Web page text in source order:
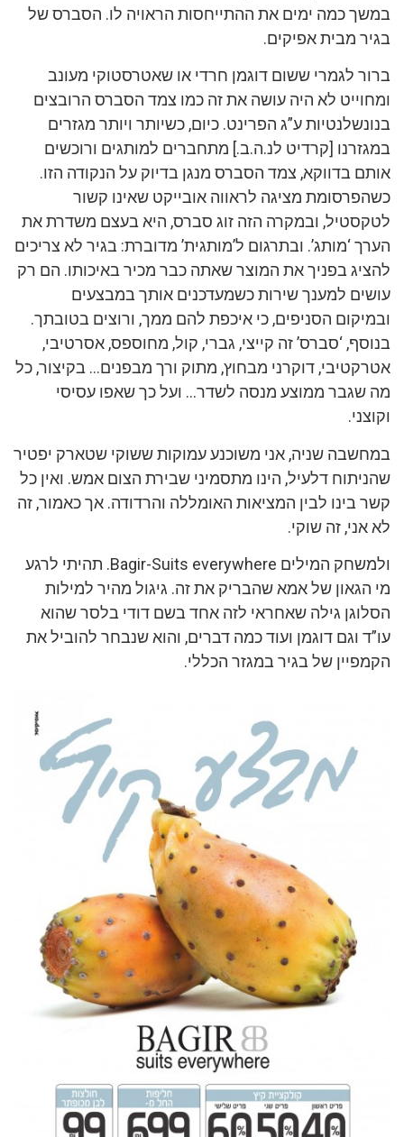
במשך כמה ימים את ההתייחסות הראויה לו. הסברס של
בגיר מבית אפיקים.
ברור לגמרי ששום דוגמן חרדי או שאטרסטוקי מעונב
ומחוייט לא היה עושה את זה כמו צמד הסברס הרובצים
בנונשלנטיות ע”ג הפרינט. כיום, כשיותר ויותר מגזרים
במגזרנו [קרדיט לנ.ה.ב.] מתחברים למותגים ורוכשים
אותם בדווקא, צמד הסברס מנגן בדיוק על הנקודה הזו.
כשהפרסומת מציגה לראווה אובייקט שאינו קשור
לטקסטיל, ובמקרה הזה זוג סברס, היא בעצם משדרת את
הערך ‘מותג’. ובתרגום ל’מותגית’ מדוברת: בגיר לא צריכים
להציג בפניך את המוצר שאתה כבר מכיר באיכותו. הם רק
עושים למענך שירות כשמעדכנים אותך במבצעים
ובמיקום הסניפים, כי איכפת להם ממך, ורוצים בטובתך.
בנוסף, ‘סברס’ זה קייצי, גברי, קול, מחוספס, אסרטיבי,
אטרקטיבי, דוקרני מבחוץ, מתוק ורך מבפנים… בקיצור, כל
מה שגבר ממוצע מנסה לשדר… ועל כך שאפו עסיסי
וקוצני.
במחשבה שניה, אני משוכנע עמוקות ששוקי שטארק יפטיר
שהניתוח דלעיל, הינו מתסמיני שבירת הצום אמש. ואין כל
קשר בינו לבין המציאות האומללה והרדודה. אך כאמור, זה
לא אני, זה שוקי.
ולמשחק המילים Bagir-Suits everywhere. תהיתי לרגע
מי הגאון של אמא שהבריק את זה. גיגול מהיר למילות
הסלוגן גילה שאחראי לזה אחד בשם דודי בלסר שהוא
עו”ד וגם דוגמן ועוד כמה דברים, והוא שנבחר להוביל את
הקמפיין של בגיר במגזר הכללי.